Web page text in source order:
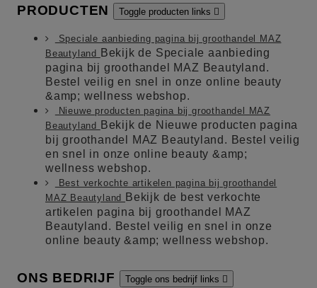
PRODUCTEN Toggle producten links 
Speciale aanbieding pagina bij groothandel MAZ
Beautyland
Bekijk de Speciale aanbieding
pagina bij groothandel MAZ Beautyland.
Bestel veilig en snel in onze online beauty
&amp; wellness webshop.
Nieuwe producten pagina bij groothandel MAZ
Beautyland
Bekijk de Nieuwe producten pagina
bij groothandel MAZ Beautyland. Bestel veilig
en snel in onze online beauty &amp;
wellness webshop.
Best verkochte artikelen pagina bij groothandel
MAZ Beautyland
Bekijk de best verkochte
artikelen pagina bij groothandel MAZ
Beautyland. Bestel veilig en snel in onze
online beauty &amp; wellness webshop.
ONS BEDRIJF Toggle ons bedrijf links 